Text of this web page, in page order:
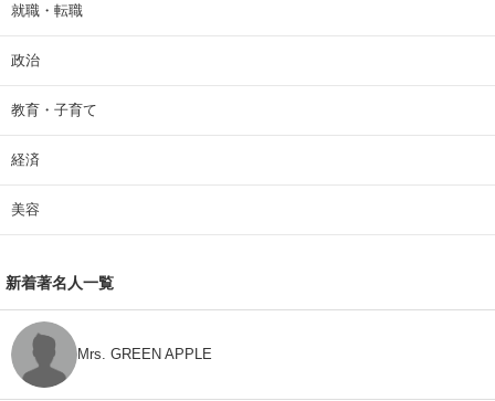
就職・転職
政治
教育・子育て
経済
美容
新着著名人一覧
Mrs. GREEN APPLE